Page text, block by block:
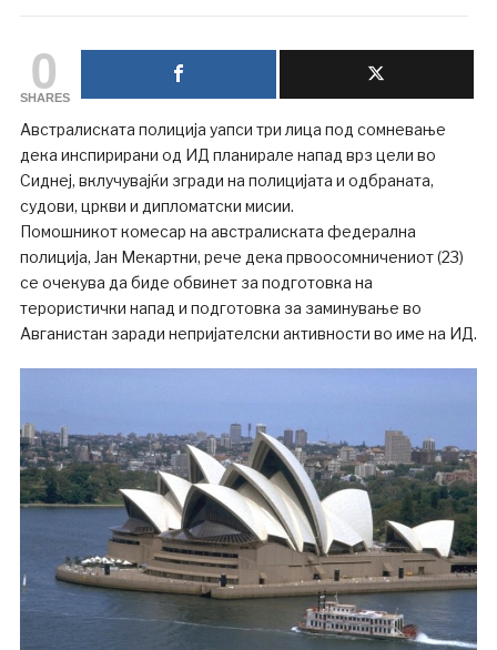
0
SHARES
Австралиската полиција уапси три лица под сомневање
дека инспирирани од ИД планирале напад врз цели во
Сиднеј, вклучувајќи згради на полицијата и одбраната,
судови, цркви и дипломатски мисии.
Помошникот комесар на австралиската федерална
полиција, Јан Мекартни, рече дека првоосомничениот (23)
се очекува да биде обвинет за подготовка на
терористички напад и подготовка за заминување во
Авганистан заради непријателски активности во име на ИД.